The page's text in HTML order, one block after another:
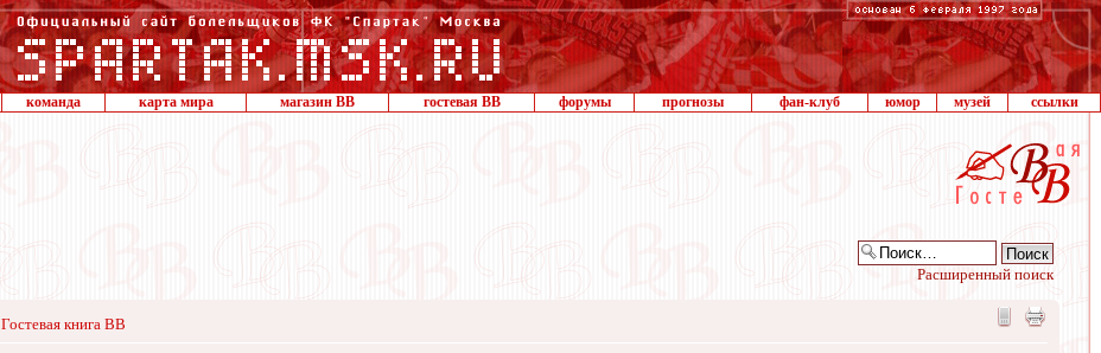
команда карта мира магазин ВВ гостевая ВВ форумы прогнозы фан-клуб юмор музей ссылки
Расширенный поиск
Гостевая книга ВВ